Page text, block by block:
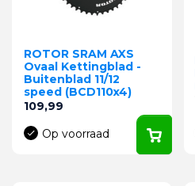
ROTOR SRAM AXS
Ovaal Kettingblad -
Buitenblad 11/12
speed (BCD110x4)
Prijs
109,99
Op voorraad